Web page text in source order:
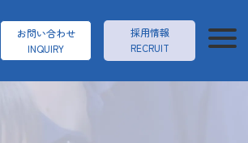
お問い合わせ
INQUIRY
採用情報
RECRUIT